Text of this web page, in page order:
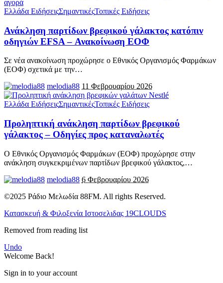
Ελλάδα ΕιδήσειςΣημαντικέςΤοπικές Ειδήσεις
Ανάκληση παρτίδων βρεφικού γάλακτος κατόπιν
οδηγιών EFSA – Ανακοίνωση ΕΟΦ
Σε νέα ανακοίνωση προχώρησε ο Εθνικός Οργανισμός Φαρμάκων
(ΕΟΦ) σχετικά με την…
melodia88 11 Φεβρουαρίου 2026
Ελλάδα ΕιδήσειςΣημαντικέςΤοπικές Ειδήσεις
Προληπτική ανάκληση παρτίδων βρεφικού
γάλακτος – Οδηγίες προς καταναλωτές
Ο Εθνικός Οργανισμός Φαρμάκων (ΕΟΦ) προχώρησε στην
ανάκληση συγκεκριμένων παρτίδων βρεφικού γάλακτος,…
melodia88 6 Φεβρουαρίου 2026
©2025 Ράδιο Μελωδία 88FM. All rights Reserved.
Κατασκευή & Φιλοξενία Ιστοσελιδας 19CLOUDS
Removed from reading list
Undo
Welcome Back!
Sign in to your account